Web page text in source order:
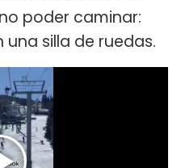
poder caminar:
silla de ruedas.